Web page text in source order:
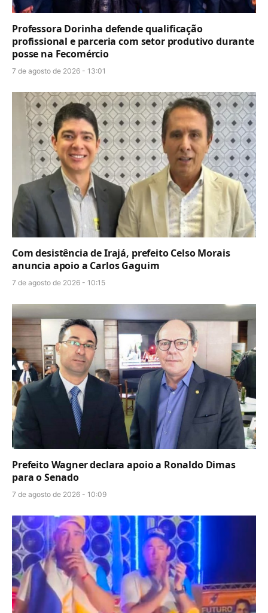
Professora Dorinha defende qualificação
profissional e parceria com setor produtivo durante
posse na Fecomércio
7 de agosto de 2026 - 13:01
Com desistência de Irajá, prefeito Celso Morais
anuncia apoio a Carlos Gaguim
7 de agosto de 2026 - 10:15
Prefeito Wagner declara apoio a Ronaldo Dimas
para o Senado
7 de agosto de 2026 - 10:09